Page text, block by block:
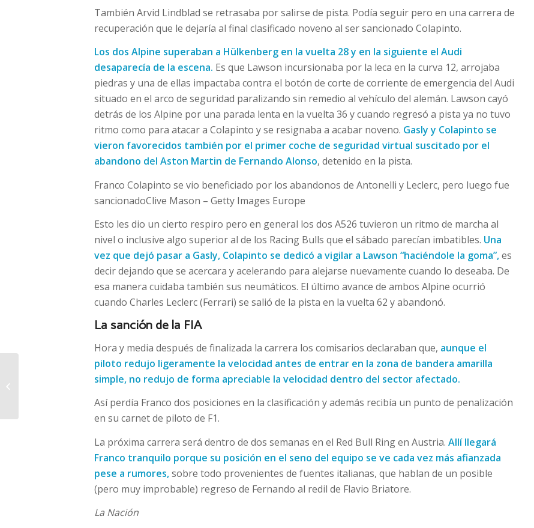
También Arvid Lindblad se retrasaba por salirse de pista. Podía seguir pero en una carrera de
recuperación que le dejaría al final clasificado noveno al ser sancionado Colapinto.
Los dos Alpine superaban a Hülkenberg en la vuelta 28 y en la siguiente el Audi
desaparecía de la escena. Es que Lawson incursionaba por la leca en la curva 12, arrojaba
piedras y una de ellas impactaba contra el botón de corte de corriente de emergencia del Audi
situado en el arco de seguridad paralizando sin remedio al vehículo del alemán. Lawson cayó
detrás de los Alpine por una parada lenta en la vuelta 36 y cuando regresó a pista ya no tuvo
ritmo como para atacar a Colapinto y se resignaba a acabar noveno. Gasly y Colapinto se
vieron favorecidos también por el primer coche de seguridad virtual suscitado por el
abandono del Aston Martin de Fernando Alonso, detenido en la pista.
Franco Colapinto se vio beneficiado por los abandonos de Antonelli y Leclerc, pero luego fue
sancionadoClive Mason – Getty Images Europe
Esto les dio un cierto respiro pero en general los dos A526 tuvieron un ritmo de marcha al
nivel o inclusive algo superior al de los Racing Bulls que el sábado parecían imbatibles. Una
vez que dejó pasar a Gasly, Colapinto se dedicó a vigilar a Lawson “haciéndole la goma”,es
decir dejando que se acercara y acelerando para alejarse nuevamente cuando lo deseaba. De
esa manera cuidaba también sus neumáticos. El último avance de ambos Alpine ocurrió
cuando Charles Leclerc (Ferrari) se salió de la pista en la vuelta 62 y abandonó.
La sanción de la FIA
Hora y media después de finalizada la carrera los comisarios declaraban que, aunque el
piloto redujo ligeramente la velocidad antes de entrar en la zona de bandera amarilla
simple, no redujo de forma apreciable la velocidad dentro del sector afectado.
Así perdía Franco dos posiciones en la clasificación y además recibía un punto de penalización
en su carnet de piloto de F1.
La próxima carrera será dentro de dos semanas en el Red Bull Ring en Austria. Allí llegará
Franco tranquilo porque su posición en el seno del equipo se ve cada vez más afianzada
pese a rumores,sobre todo provenientes de fuentes italianas, que hablan de un posible
(pero muy improbable) regreso de Fernando al redil de Flavio Briatore.
La Nación
Cae el petróleo tras el
acuerdo entre EE.UU. e